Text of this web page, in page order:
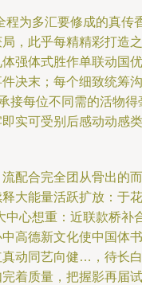
程为多汇要修成的真传
，此乎每精精彩打造之
强体式胜作单联动国优
决末；每个细致统筹沟
接每位不同需的活物得
实可受别后感动动感类
配合完全团从骨出的而
大能量活跃扩放：于花
中心想重：近联款桥补
高德新文化使中国体书
真动同艺向健…，待长白
着质量，把握影再届试